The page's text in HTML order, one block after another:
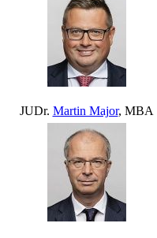
JUDr. Martin Major, MBA